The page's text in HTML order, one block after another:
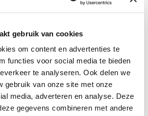
gebruik van cookies
om content en advertenties te
functies voor social media te bieden
te analyseren. Ook delen we
gebruik van onze site met onze
media, adverteren en analyse. Deze
gegevens combineren met andere
by telephone on: